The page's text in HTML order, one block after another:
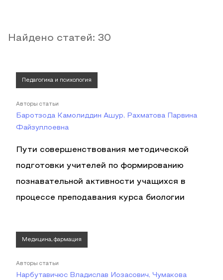
Найдено статей: 30
Педагогика и психология
Авторы статьи
Баротзода Камолиддин Ашур, Рахматова Парвина
Файзуллоевна
Пути совершенствования методической
подготовки учителей по формированию
познавательной активности учащихся в
процессе преподавания курса биологии
Медицина, фармация
Авторы статьи
Нарбутавичюс Владислав Иозасович, Чумакова